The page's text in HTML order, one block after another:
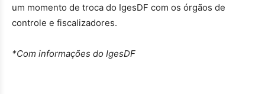
um momento de troca do IgesDF com os órgãos de
controle e fiscalizadores.
*Com informações do IgesDF